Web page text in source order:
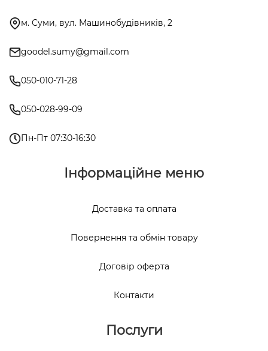
м. Суми, вул. Машинобудівників, 2
goodel.sumy@gmail.com
050-010-71-28
050-028-99-09
Пн-Пт 07:30-16:30
Інформаційне меню
Доставка та оплата
Повернення та обмін товару
Договір оферта
Контакти
Послуги